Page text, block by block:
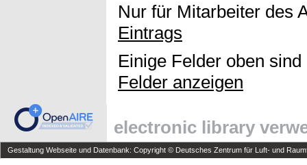
Nur für Mitarbeiter des
Eintrags
Einige Felder oben
Felder anzeigen
electronic library
Gestaltung Webseite und Datenbank: Copyright © Deutsches Zentrum für Luft- und